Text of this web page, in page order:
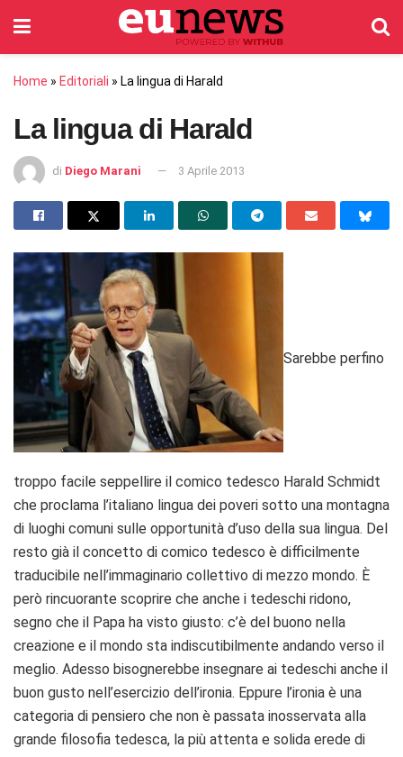
Home » Editoriali » La lingua di Harald
La lingua di Harald
di Diego Marani 3 Aprile 2013
Sarebbe perfino
troppo facile seppellire il comico tedesco Harald Schmidt
che proclama l’italiano lingua dei poveri sotto una montagna
di luoghi comuni sulle opportunità d’uso della sua lingua. Del
resto già il concetto di comico tedesco è difficilmente
traducibile nell’immaginario collettivo di mezzo mondo. È
però rincuorante scoprire che anche i tedeschi ridono,
segno che il Papa ha visto giusto: c’è del buono nella
creazione e il mondo sta indiscutibilmente andando verso il
meglio. Adesso bisognerebbe insegnare ai tedeschi anche il
buon gusto nell’esercizio dell’ironia. Eppure l’ironia è una
categoria di pensiero che non è passata inosservata alla
grande filosofia tedesca, la più attenta e solida erede di